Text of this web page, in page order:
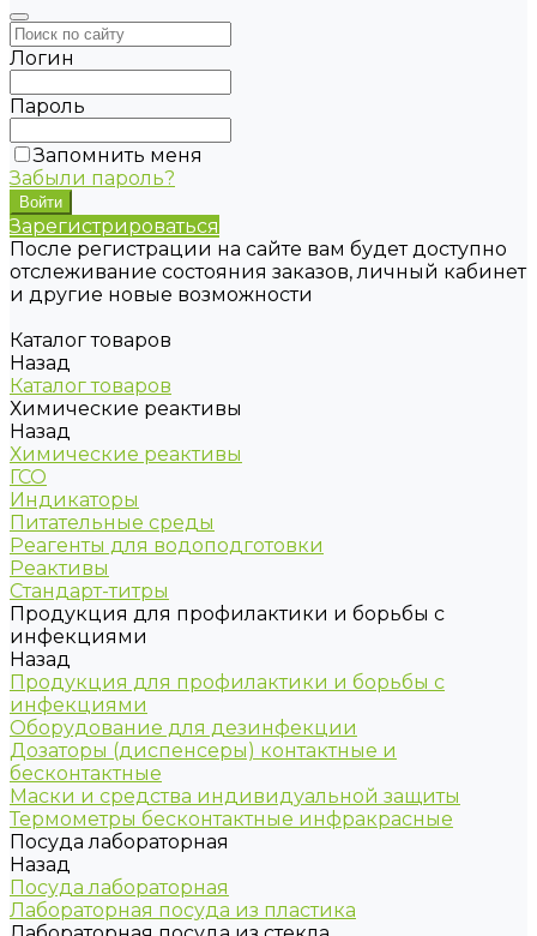
Логин
Пароль
Запомнить меня
Забыли пароль?
Зарегистрироваться
После регистрации на сайте вам будет доступно
отслеживание состояния заказов, личный кабинет
и другие новые возможности
Каталог товаров
Назад
Каталог товаров
Химические реактивы
Назад
Химические реактивы
ГСО
Индикаторы
Питательные среды
Реагенты для водоподготовки
Реактивы
Стандарт-титры
Продукция для профилактики и борьбы с
инфекциями
Назад
Продукция для профилактики и борьбы с
инфекциями
Оборудование для дезинфекции
Дозаторы (диспенсеры) контактные и
бесконтактные
Маски и средства индивидуальной защиты
Термометры бесконтактные инфракрасные
Посуда лабораторная
Назад
Посуда лабораторная
Лабораторная посуда из пластика